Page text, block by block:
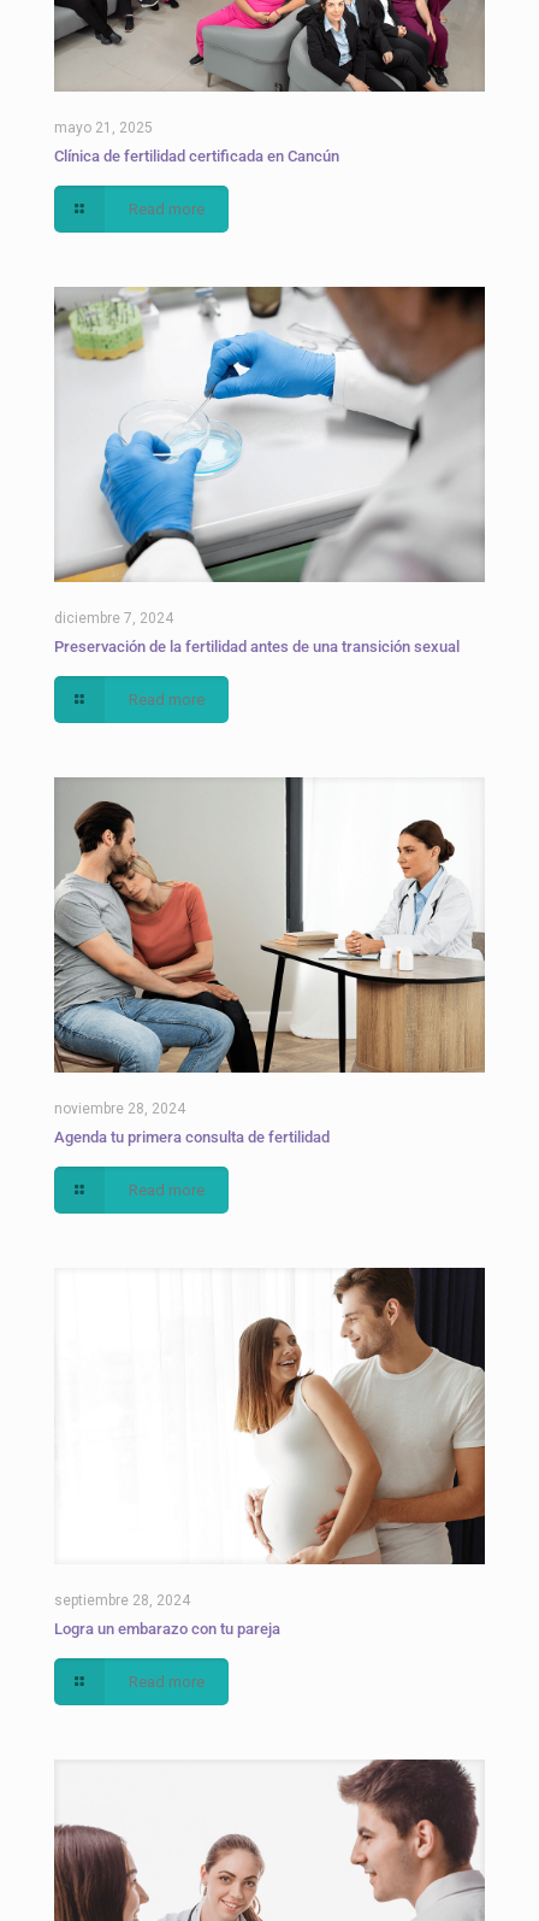
mayo 21, 2025
Clínica de fertilidad certificada en Cancún
Read more
diciembre 7, 2024
Preservación de la fertilidad antes de una transición sexual
Read more
noviembre 28, 2024
Agenda tu primera consulta de fertilidad
Read more
septiembre 28, 2024
Logra un embarazo con tu pareja
Read more